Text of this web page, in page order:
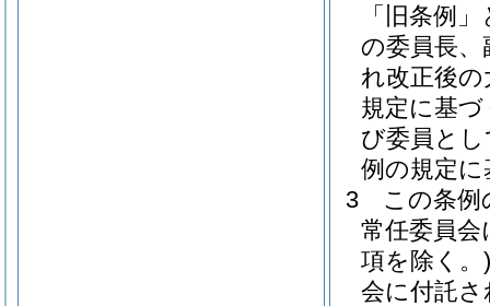
「旧条例
の委員長
れ改正後の
規定に基
び委員と
例の規定
3
この条例
常任委員
項を除く。)
会に付託